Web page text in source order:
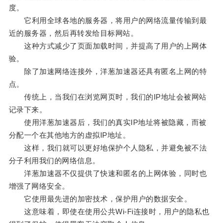
度。
它利用全球各地的服务器，将用户的网络流量传输到最
近的服务器，然后再转发给目标网站。
这种方式减少了页面加载时间，并提高了用户的上网体
验。
除了加速网络连接外，洋葱加速器还具有匿名上网的特
点。
传统上，当我们在浏览网页时，我们的IP地址会被网站
记录下来。
使用洋葱加速器后，我们的真实IP地址将被隐藏，而被
分配一个在其他地方的虚拟IP地址。
这样，我们就可以更好地保护个人隐私，并避免被不法
分子利用我们的网络信息。
洋葱加速器不仅提供了快速和匿名的上网体验，同时也
增强了网络安全。
它使用最先进的加密技术，保护用户的数据安全。
这意味着，即使在使用公共Wi-Fi连接时，用户的隐私也